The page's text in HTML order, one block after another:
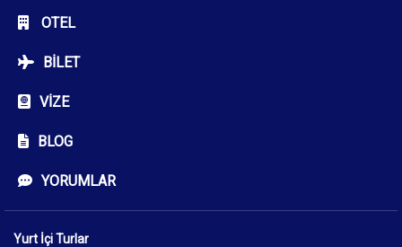
OTEL
BILET
VIZE
BLOG
YORUMLAR
Yurt İçi Turlar